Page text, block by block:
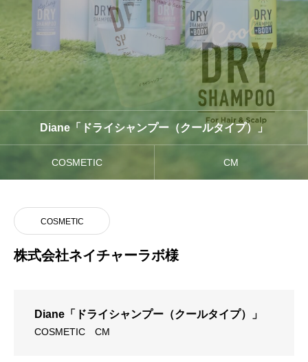
NEWS
CONTACT
お気軽にご相談ください
Diane「ドライシャンプー（クールタイプ）」
COSMETIC CM
COSMETIC
株式会社ネイチャーラボ様
Diane「ドライシャンプー（クールタイプ）」
COSMETIC CM